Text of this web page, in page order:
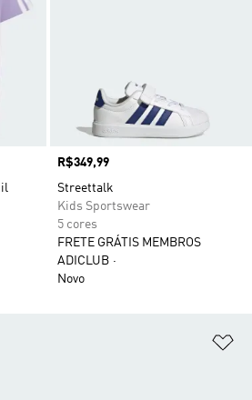
Preço
R$349,99
Streettalk
Kids Sportswear
5 cores
FRETE GRÁTIS MEMBROS
ADICLUB
Novo